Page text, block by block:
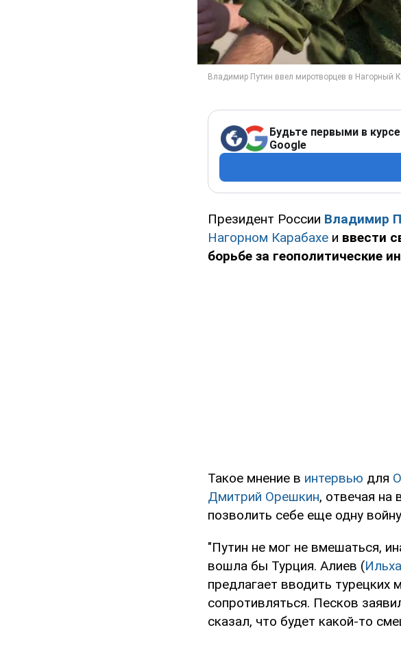
Будьте первыми в
Google
Президент России Владимир
Нагорном Карабахе и ввести
борьбе за геополитические
Такое мнение в интервью для
Дмитрий Орешкин, отвечая на
позволить себе еще одну
"Путин не мог не вмешаться,
вошла бы Турция. Алиев (
предлагает вводить турецких
сопротивляться. Песков
сказал, что будет какой-то